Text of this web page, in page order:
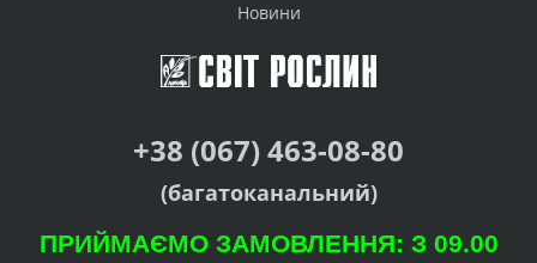
Новини
+38 (067) 463-08-80
(багатоканальний)
ПРИЙМАЄМО ЗАМОВЛЕННЯ: З 09.00